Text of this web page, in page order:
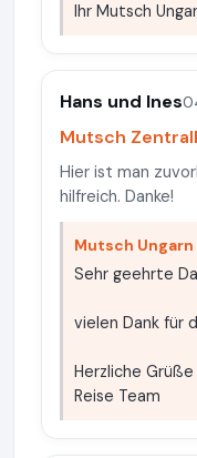
Ihr Mutsch
Hans und Ines
Mutsch
Hier ist man
hilfreich. Danke!
Mutsch Ungarn
Sehr geehrte
vielen Dank für
Herzliche Grüße
Reise Team